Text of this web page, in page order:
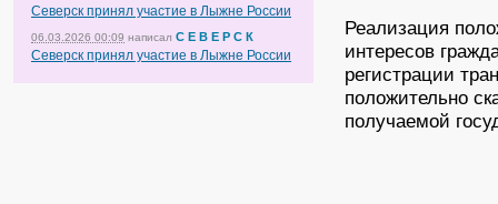
Северск принял участие в Лыжне России
06.03.2026 00:09 написал С Е В Е Р С К
Северск принял участие в Лыжне России
Реализация
интересов
регистрации
положительно
получаемой